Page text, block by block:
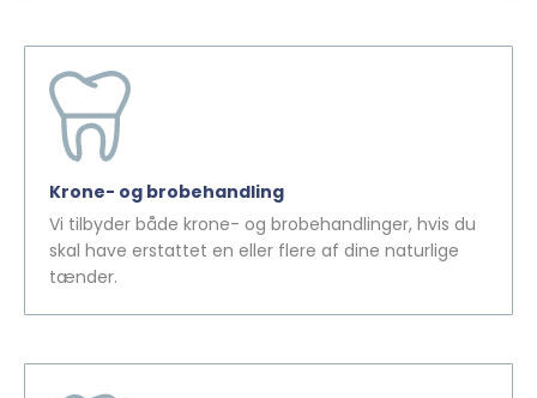
Krone- og brobehandling
Vi tilbyder både krone- og brobehandlinger, hvis du
skal have erstattet en eller flere af dine naturlige
tænder.